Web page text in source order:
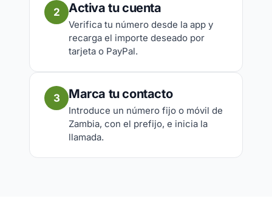
2 Activa tu cuenta
Verifica tu número desde la app y
recarga el importe deseado por
tarjeta o PayPal.
3 Marca tu contacto
Introduce un número fijo o móvil de
Zambia, con el prefijo, e inicia la
llamada.